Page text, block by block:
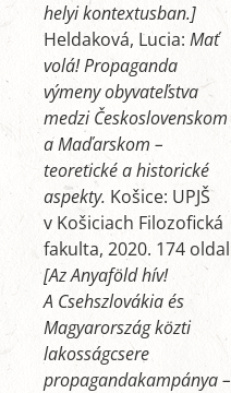
helyi kontextusban.]
Heldaková, Lucia: Mať
volá! Propaganda
výmeny obyvateľstva
medzi Československom
a Maďarskom –
teoretické a historické
aspekty. Košice: UPJŠ
v Košiciach Filozofická
fakulta, 2020. 174 oldal
[Az Anyaföld hív!
A Csehszlovákia és
Magyarország közti
lakosságcsere
propagandakampánya –